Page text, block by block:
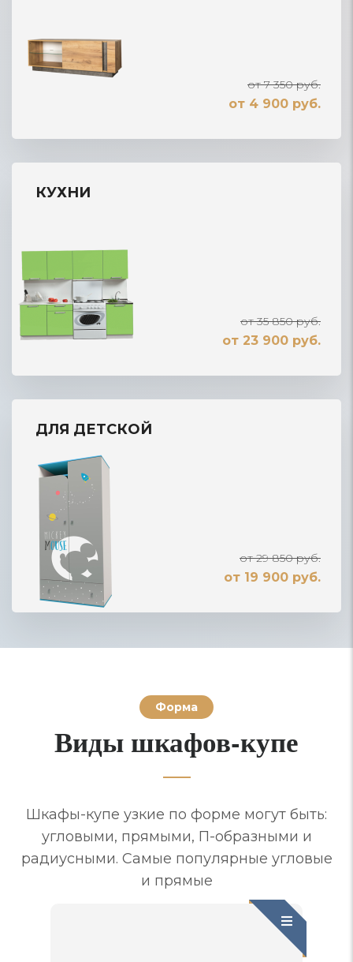
от 7 350 руб.
от 4 900 руб.
КУХНИ
от 35 850 руб.
от 23 900 руб.
ДЛЯ ДЕТСКОЙ
от 29 850 руб.
от 19 900 руб.
Форма
Виды шкафов-купе
Шкафы-купе узкие по форме могут быть:
угловыми, прямыми, П-образными и
радиусными. Самые популярные угловые
и прямые